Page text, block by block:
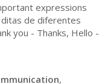
expressions
de diferentes
you - Thanks, Hello -
,